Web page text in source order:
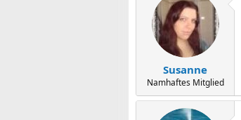
Susanne
Namhaftes Mitglied